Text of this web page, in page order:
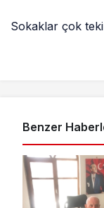
Sokaklar çok
Benzer